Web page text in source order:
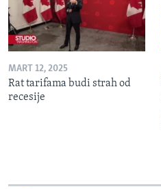
MART 12, 2025
Rat tarifama budi strah od
recesije